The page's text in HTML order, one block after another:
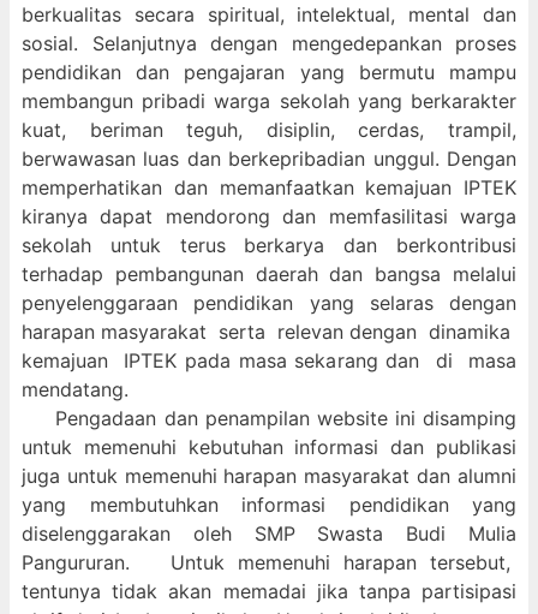
berkualitas secara spiritual, intelektual, mental dan
sosial. Selanjutnya dengan mengedepankan proses
pendidikan dan pengajaran yang bermutu mampu
membangun pribadi warga sekolah yang berkarakter
kuat, beriman teguh, disiplin, cerdas, trampil,
berwawasan luas dan berkepribadian unggul. Dengan
memperhatikan dan memanfaatkan kemajuan IPTEK
kiranya dapat mendorong dan memfasilitasi warga
sekolah untuk terus berkarya dan berkontribusi
terhadap pembangunan daerah dan bangsa melalui
penyelenggaraan pendidikan yang selaras dengan
harapan masyarakat serta relevan dengan dinamika
kemajuan IPTEK pada masa sekarang dan di masa
mendatang.
Pengadaan dan penampilan website ini disamping
untuk memenuhi kebutuhan informasi dan publikasi
juga untuk memenuhi harapan masyarakat dan alumni
yang membutuhkan informasi pendidikan yang
diselenggarakan oleh SMP Swasta Budi Mulia
Pangururan. Untuk memenuhi harapan tersebut,
tentunya tidak akan memadai jika tanpa partisipasi